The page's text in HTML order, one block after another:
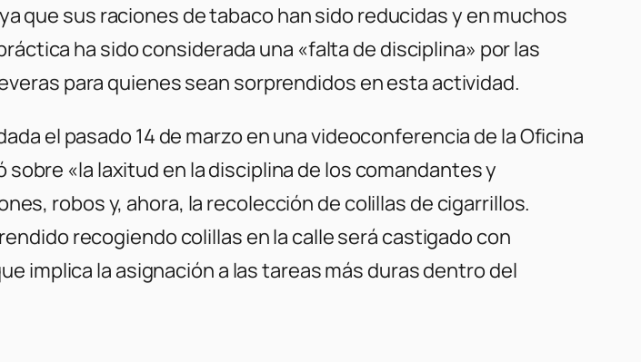
que sus raciones de tabaco han sido reducidas y en muchos
ha sido considerada una «falta de disciplina» por las
para quienes sean sorprendidos en esta actividad.
el pasado 14 de marzo en una videoconferencia de la Oficina
«la laxitud en la disciplina de los comandantes y
robos y, ahora, la recolección de colillas de cigarrillos.
recogiendo colillas en la calle será castigado con
implica la asignación a las tareas más duras dentro del